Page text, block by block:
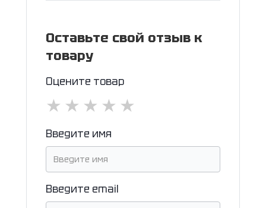
Оставьте свой отзыв к
товару
Оцените товар
★
★
★
★
★
Введите имя
Введите email